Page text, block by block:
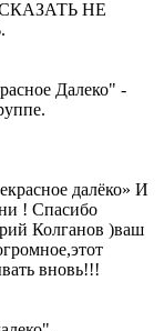
НЕ
Далеко" -
далёко» И
! Спасибо
Колганов )ваш
вновь!!!